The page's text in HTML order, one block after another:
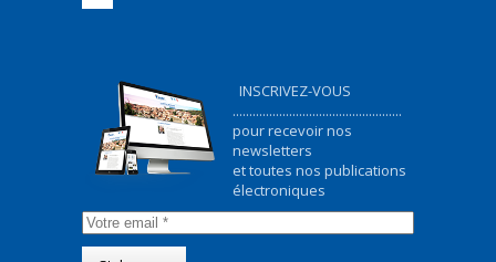
INSCRIVEZ-VOUS
...................................................
pour recevoir nos
newsletters
et toutes nos publications
électroniques